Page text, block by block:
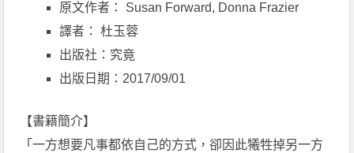
原文作者： Susan Forward, Donna Frazier
譯者： 杜玉蓉
出版社：究竟
出版日期：2017/09/01
【書籍簡介】
「一方想要凡事都依自己的方式，卻因此犧牲掉另一方